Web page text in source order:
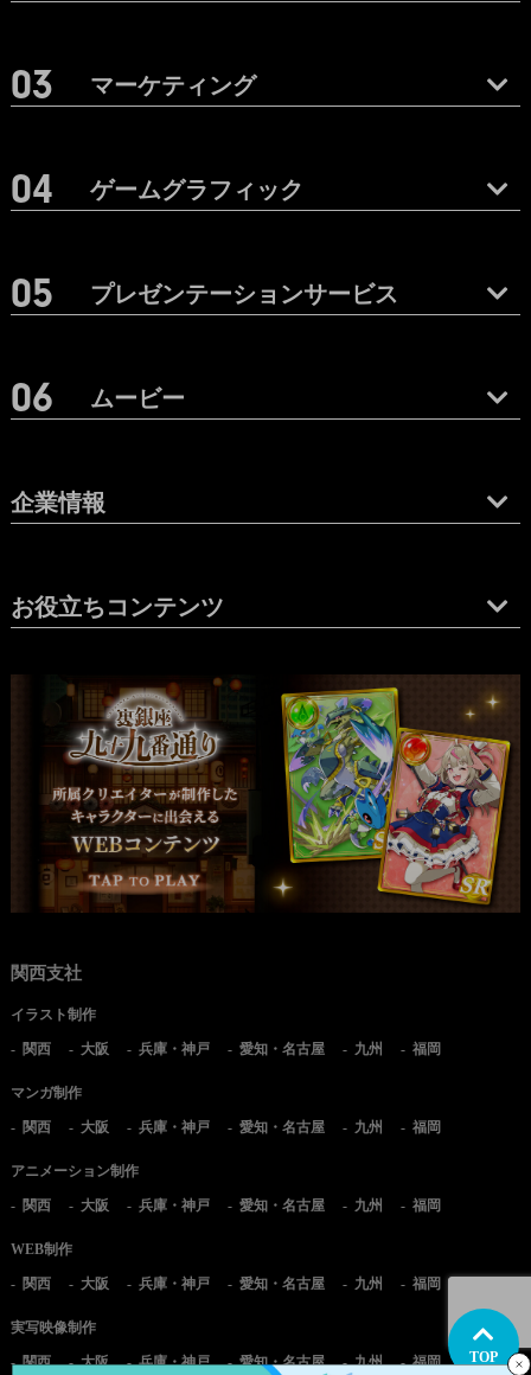
TOP
マーケティング
ゲームグラフィック
プレゼンテーションサービス
ムービー
企業情報
お役立ちコンテンツ
関西支社
イラスト制作
関西 大阪 兵庫・神戸 愛知・名古屋 九州 福岡
マンガ制作
関西 大阪 兵庫・神戸 愛知・名古屋 九州 福岡
アニメーション制作
関西 大阪 兵庫・神戸 愛知・名古屋 九州 福岡
WEB制作
関西 大阪 兵庫・神戸 愛知・名古屋 九州 福岡
実写映像制作
関西 大阪 兵庫・神戸 愛知・名古屋 九州 福岡